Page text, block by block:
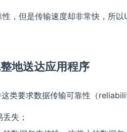
，但是传输速度却非常快，所
地送达应用程序
类要求数据传输可靠性（
失；